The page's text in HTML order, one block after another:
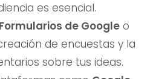
es esencial.
Formularios de Google o
de encuestas y la
sobre tus ideas.